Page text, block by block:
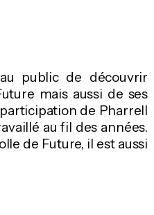
public de découvrir
mais aussi de ses
de Pharrell
au fil des années.
de Future, il est aussi